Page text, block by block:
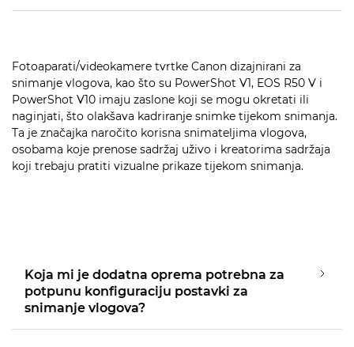
Fotoaparati/videokamere tvrtke Canon dizajnirani za
snimanje vlogova, kao što su PowerShot V1, EOS R50 V i
PowerShot V10 imaju zaslone koji se mogu okretati ili
naginjati, što olakšava kadriranje snimke tijekom snimanja.
Ta je značajka naročito korisna snimateljima vlogova,
osobama koje prenose sadržaj uživo i kreatorima sadržaja
koji trebaju pratiti vizualne prikaze tijekom snimanja.
Koja mi je dodatna oprema potrebna za
potpunu konfiguraciju postavki za
snimanje vlogova?